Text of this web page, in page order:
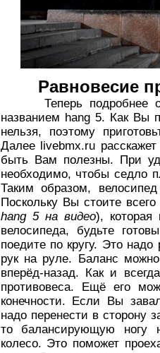
Равновесие
Теперь подробнее о
названием hang 5. Как Вы
нельзя, поэтому
Далее livebmx.ru
быть Вам полезны. При
необходимо, чтобы седло
Таким образом,
Поскольку Вы стоите
hang 5 на видео),
велосипеда, будьте
поедите по кругу. Это
рук на руле. Баланс
вперёд-назад. Как и
противовеса. Ещё его
конечности. Если Вы
надо перенести в сторону
то балансирующую ногу
колесо. Это поможет